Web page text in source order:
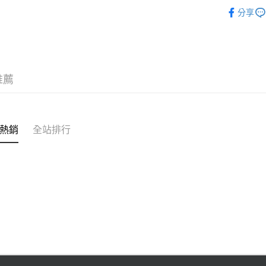
玉山商
運送方式
分享
薦
銷 全站排行